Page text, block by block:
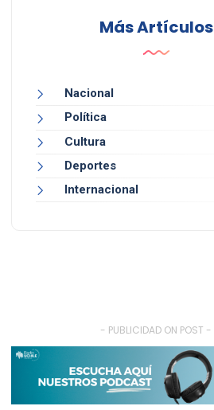
Más Artículos
Nacional
Política
Cultura
Deportes
Internacional
- PUBLICIDAD ON POST -